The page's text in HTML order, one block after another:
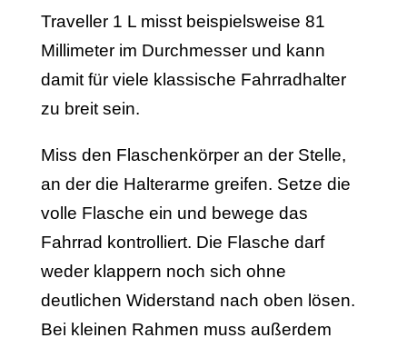
Traveller 1 L misst beispielsweise 81
Millimeter im Durchmesser und kann
damit für viele klassische Fahrradhalter
zu breit sein.
Miss den Flaschenkörper an der Stelle,
an der die Halterarme greifen. Setze die
volle Flasche ein und bewege das
Fahrrad kontrolliert. Die Flasche darf
weder klappern noch sich ohne
deutlichen Widerstand nach oben lösen.
Bei kleinen Rahmen muss außerdem